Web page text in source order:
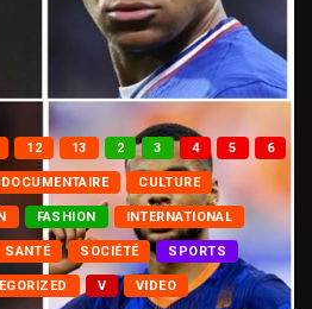
12 13 2 3 4 5 6
CULTURE
FASHION INTERNATIONAL
SANTÉ SOCIÉTÉ SPORTS
V VIDEO